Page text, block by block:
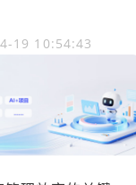
19 10:54:43